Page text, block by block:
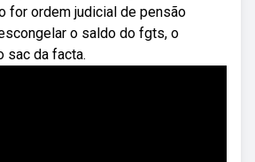
for ordem judicial de pensão
o saldo do fgts, o
sac da facta.